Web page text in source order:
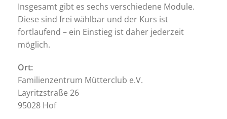
Insgesamt gibt es sechs verschiedene Module.
Diese sind frei wählbar und der Kurs ist
fortlaufend – ein Einstieg ist daher jederzeit
möglich.
Ort:
Familienzentrum Mütterclub e.V.
Layritzstraße 26
95028 Hof